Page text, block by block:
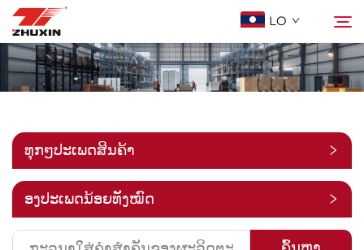
LO
ການລົງທຶນ
ບໍລິສັດ
ທຸກໆປະເພດສິນຄ້າ
່ອງປະເພດນ້ອຍທັງໝົດ